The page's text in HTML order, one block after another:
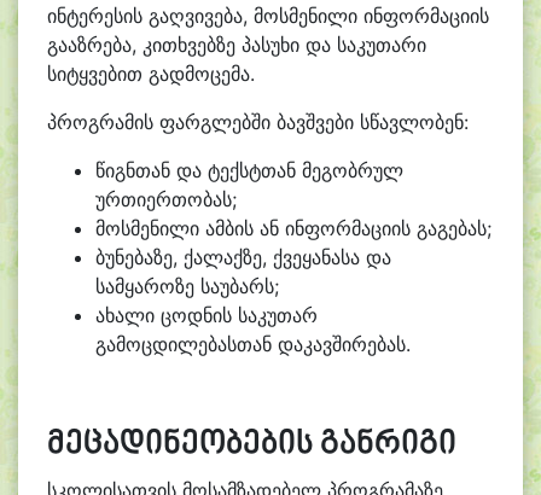
ინტერესის გაღვივება, მოსმენილი ინფორმაციის
გააზრება, კითხვებზე პასუხი და საკუთარი
სიტყვებით გადმოცემა.
პროგრამის ფარგლებში ბავშვები სწავლობენ:
წიგნთან და ტექსტთან მეგობრულ
ურთიერთობას;
მოსმენილი ამბის ან ინფორმაციის გაგებას;
ბუნებაზე, ქალაქზე, ქვეყანასა და
სამყაროზე საუბარს;
ახალი ცოდნის საკუთარ
გამოცდილებასთან დაკავშირებას.
მეცადინეობების განრიგი
სკოლისათვის მოსამზადებელ პროგრამაზე